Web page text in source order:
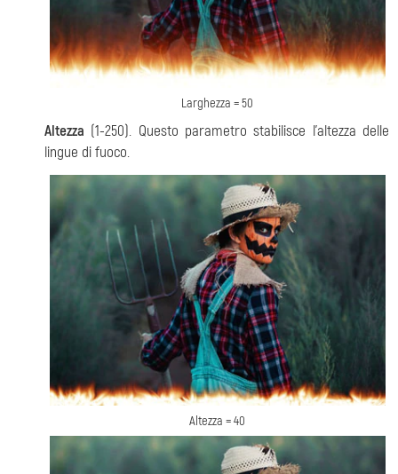
Larghezza = 50
Altezza (1-250). Questo parametro stabilisce l'altezza delle
lingue di fuoco.
Altezza = 40